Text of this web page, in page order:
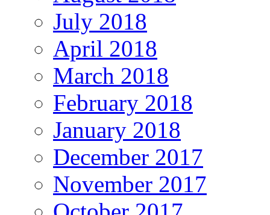
July 2018
April 2018
March 2018
February 2018
January 2018
December 2017
November 2017